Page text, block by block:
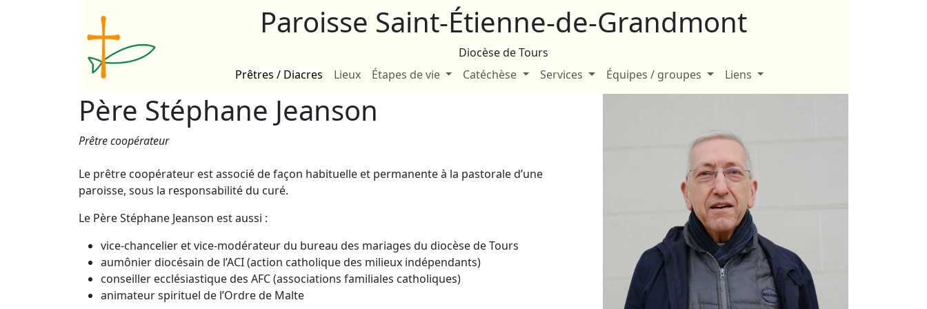
Paroisse Saint-Étienne-de-Grandmont
Diocèse de Tours
Prêtres / Diacres
Lieux Étapes de vie Catéchèse Services Équipes / groupes Liens
Père Stéphane Jeanson
Prêtre coopérateur
Le prêtre coopérateur est associé de façon habituelle et permanente à la pastorale d’une
paroisse, sous la responsabilité du curé.
Le Père Stéphane Jeanson est aussi :
vice-chancelier et vice-modérateur du bureau des mariages du diocèse de Tours
aumônier diocésain de l’ACI (action catholique des milieux indépendants)
conseiller ecclésiastique des AFC (associations familiales catholiques)
animateur spirituel de l’Ordre de Malte